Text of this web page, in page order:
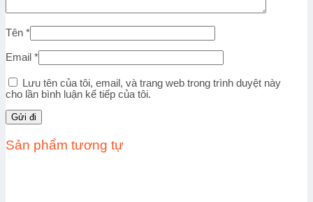
Tên *
Email *
Lưu tên của tôi, email, và trang web trong trình duyệt này
cho lần bình luận kế tiếp của tôi.
Sản phẩm tương tự